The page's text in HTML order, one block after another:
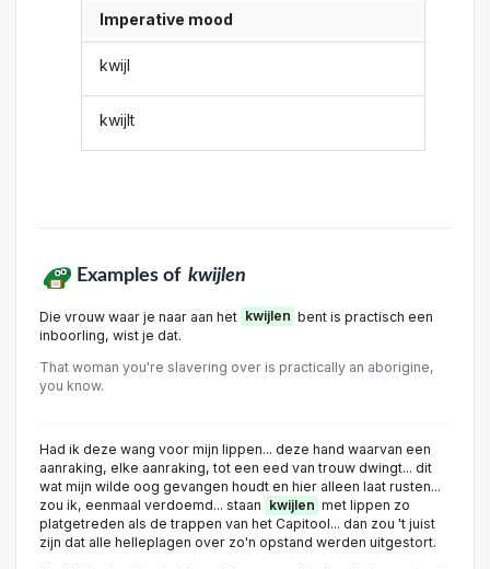
Imperative mood
kwijl
kwijlt
Examples of kwijlen
Die vrouw waar je naar aan het kwijlen bent is practisch een
inboorling, wist je dat.
That woman you're slavering over is practically an aborigine,
you know.
Had ik deze wang voor mijn lippen... deze hand waarvan een
aanraking, elke aanraking, tot een eed van trouw dwingt... dit
wat mijn wilde oog gevangen houdt en hier alleen laat rusten...
zou ik, eenmaal verdoemd... staan kwijlen met lippen zo
platgetreden als de trappen van het Capitool... dan zou 't juist
zijn dat alle helleplagen over zo'n opstand werden uitgestort.